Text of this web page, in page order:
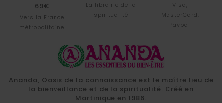
69€
Vers la France
métropolitaine
La librairie de la
spiritualité
Visa,
MasterCard,
Paypal
Ananda, Oasis de la connaissance est le maître lieu de
la bienveillance et de la spiritualité. Créé en
Martinique en 1986.